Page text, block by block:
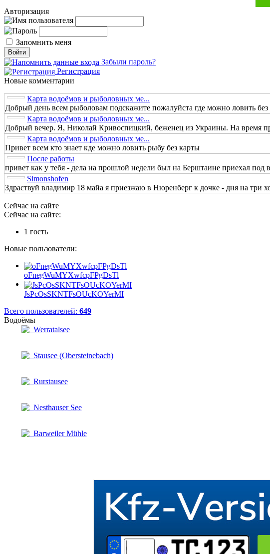
Авторизация
Запомнить меня
Забыли пароль?
Регистрация
Новые комментарии
Карта водоёмов и рыболовных ме...
Добрый день всем рыболовам подскажите пожалуйста где можно ловить
Карта водоёмов и рыболовных ме...
Добрый вечер. Я, Николай Кривоспицкий, беженец из Украины. На время
Карта водоёмов и рыболовных ме...
Привет всем кто знает кде можно ловить рыбу без карты
После работы
привет как у тебя - дела на прошлой недели был на Берштаине приехал под
Simonshofen
Здраствуй владимир 18 майа я приезжаю в Нюренберг к дочке - дня на три
Сейчас на сайте
Сейчас на сайте:
1 гость
Новые пользователи:
oFnegWuMYXwfcpFPgDsTl
JsPcOsSKNTFsOUcKOYerMI
Всего пользователей: 649
Водоёмы
Werratalsee
Stausee (Obersteinebach)
Rurstausee
Nesthauser See
Barweiler Mühle